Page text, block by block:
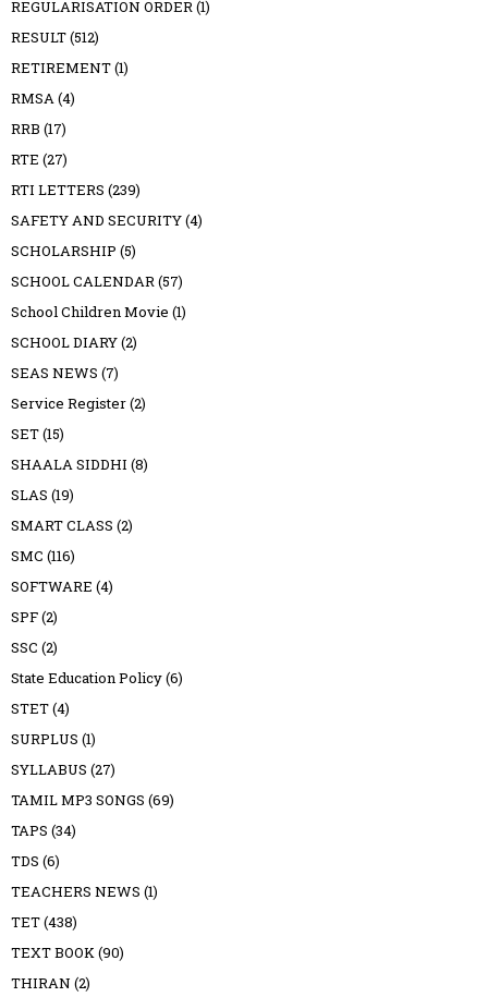
REGULARISATION ORDER(1)
RESULT(512)
RETIREMENT(1)
RMSA(4)
RRB (17)
RTE (27)
RTI LETTERS (239)
SAFETY AND SECURITY(4)
SCHOLARSHIP (5)
SCHOOL CALENDAR(57)
School Children Movie (1)
SCHOOL DIARY(2)
SEAS NEWS (7)
Service Register(2)
SET(15)
SHAALA SIDDHI (8)
SLAS (19)
SMART CLASS (2)
SMC (116)
SOFTWARE (4)
SPF(2)
SSC (2)
State Education Policy(6)
STET(4)
SURPLUS (1)
SYLLABUS (27)
TAMIL MP3 SONGS (69)
TAPS (34)
TDS (6)
TEACHERS NEWS (1)
TET(438)
TEXT BOOK(90)
THIRAN (2)